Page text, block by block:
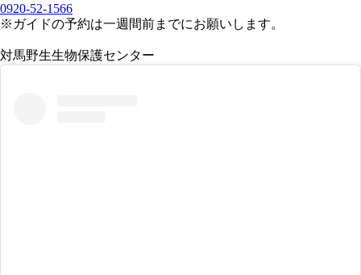
0920-52-1566
※ガイドの予約は一週間前までにお願いします。
対馬野生生物保護センター